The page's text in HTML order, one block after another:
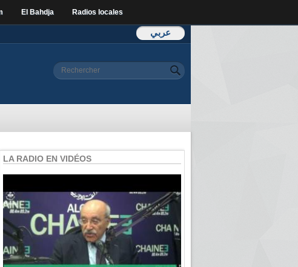
El Bahdja Radios locales
عربي
Formulaire de
Rechercher
LA RADIO EN VIDÉOS